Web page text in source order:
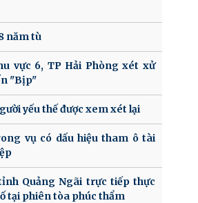
năm tù
vực 6, TP Hải Phòng xét xử
"Bịp"
yếu thế được xem xét lại
vụ có dấu hiệu tham ô tài
Quảng Ngãi trực tiếp thực
tại phiên tòa phúc thẩm